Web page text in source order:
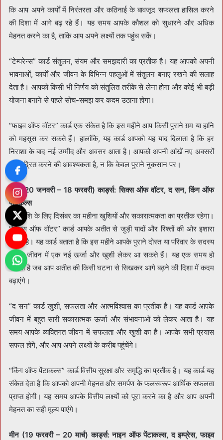
कि आप अपने कार्यों में निरंतरता और कठिनाई के बावजूद सफलता हासिल करने
की दिशा में आगे बढ़ रहे हैं। यह समय आपके कौशल को सुधारने और अधिक
मेहनत करने का है, ताकि आप अपने लक्ष्यों तक पहुंच सकें।
“टेम्परेन्स” कार्ड संतुलन, संयम और समझदारी का प्रतीक है। यह आपको अपनी
भावनाओं, कार्यों और जीवन के विभिन्न पहलुओं में संतुलन बनाए रखने की सलाह
देता है। आपको किसी भी निर्णय को संतुलित तरीके से लेना होगा और कोई भी बड़ी
योजना बनाने से पहले सोच-समझ कर कदम उठाना होगा।
“फाइव ऑफ वॉटर” कार्ड एक संकेत है कि इस महीने आप किसी पुराने ग़म या हानि
को महसूस कर सकते हैं। हालांकि, यह कार्ड आपको यह याद दिलाता है कि हर
निराशा के बाद नई उम्मीद और अवसर आता है। आपको अपनी आंखें नए अवसरों
पर केंद्रित करने की आवश्यकता है, न कि केवल पुराने नुकसान पर।
कुंभ (20 जनवरी – 18 फरवरी) कार्ड्स: सिक्स ऑफ वॉटर, द सन, किंग ऑफ
पेंटाकल्स
कुंभ राशि के लिए दिसंबर का महीना खुशियों और सकारात्मकता का प्रतीक रहेगा।
“सिक्स ऑफ वॉटर” कार्ड आपके अतीत से जुड़ी यादों और रिश्तों की ओर इशारा
करता है। यह कार्ड बताता है कि इस महीने आपके पुराने दोस्त या परिवार के सदस्य
आपके जीवन में एक नई ऊर्जा और खुशी लेकर आ सकते हैं। यह एक समय हो
सकता है जब आप अतीत की किसी घटना से सिखकर आगे बढ़ने की दिशा में कदम
बढ़ाएंगे।
“द सन” कार्ड खुशी, सफलता और आत्मविश्वास का प्रतीक है। यह कार्ड आपके
जीवन में बहुत सारी सकारात्मक ऊर्जा और संभावनाओं को लेकर आता है। यह
समय आपके व्यक्तिगत जीवन में सफलता और खुशी का है। आपके सभी प्रयास
सफल होंगे, और आप अपने लक्ष्यों के करीब पहुंचेंगे।
“किंग ऑफ पेंटाकल्स” कार्ड वित्तीय सुरक्षा और समृद्धि का प्रतीक है। यह कार्ड यह
संकेत देता है कि आपको अपनी मेहनत और समर्पण के फलस्वरूप आर्थिक सफलता
प्राप्त होगी। यह समय आपके वित्तीय लक्ष्यों को पूरा करने का है और आप अपनी
मेहनत का सही मूल्य पाएंगे।
मीन (19 फरवरी – 20 मार्च) कार्ड्स: नाइन ऑफ पेंटाकल्स, द इम्प्रेस, फाइव